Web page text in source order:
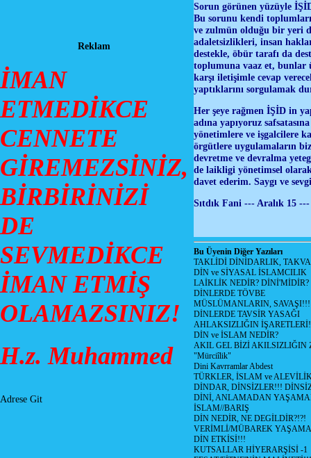
Reklam
İMAN
ETMEDİKCE
CENNETE
GİREMEZSİNİZ,
BİRBİRİNİZİ
DE
SEVMEDİKCE
İMAN ETMİŞ
OLAMAZSINIZ!
H.z. Muhammed
Adrese Git
Sorun görünen yüzüyle
Bu sorunu kendi
ve zulmün olduğu bir yeri
adaletsizlikleri, insan
destekle, öbür tarafı da
toplumuna vaaz et, bunlar
karşı iletişimle cevap
yaptıklarını sorgulamak
Her şeye rağmen İŞİD in
adına yapıyoruz
yönetimlere ve işgalcilere
örgütlere uygulamaların
devretme ve devralma
de laikligi yönetimsel
davet ederim. Saygı ve
Sıtdık Fani --- Aralık 15
Bu Üyenin Diğer Yazıları
TAKLİDİ DİNİDARLIK,
DİN ve SİYASAL İSLAMCILIK
LAİKLİK NEDİR? DİNİ'MİDİR?
DİNLERDE TÖVBE
MÜSLÜMANLARIN, SAVAŞI!!!
DİNLERDE TAVSİR YASAĞI
AHLAKSIZLIĞIN
DİN ve İSLAM NEDİR?
AKIL GEL BİZİ AKILSIZLIĞIN
"Mürciîlik"
Dini Kavrramlar Abdest
TÜRKLER, İSLAM ve
DİNDAR, DİNSİZLER!!!
DİNİ, ANLAMADAN
İSLAM//BARIŞ
DİN NEDİR, NE DEGİLDİR?!?!
VERİMLİ/MÜBAREK
DİN ETKİSİ!!!
KUTSALLAR HİYERARŞİSİ -1